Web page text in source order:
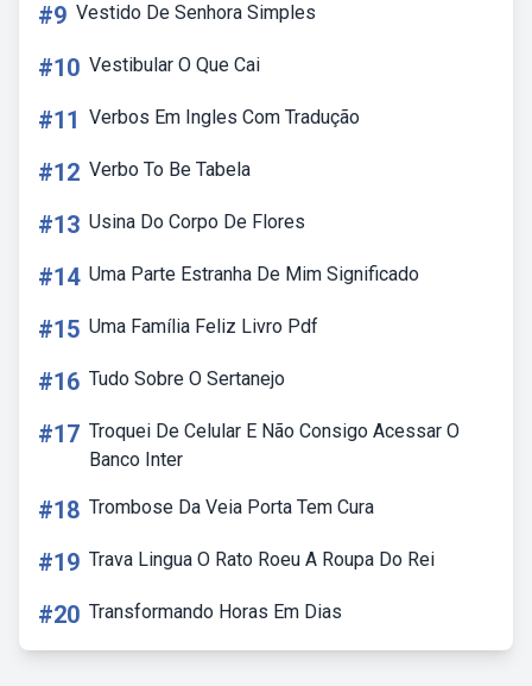
#9 Vestido De Senhora Simples
#10 Vestibular O Que Cai
#11 Verbos Em Ingles Com Tradução
#12 Verbo To Be Tabela
#13 Usina Do Corpo De Flores
#14 Uma Parte Estranha De Mim Significado
#15 Uma Família Feliz Livro Pdf
#16 Tudo Sobre O Sertanejo
#17 Troquei De Celular E Não Consigo Acessar O
Banco Inter
#18 Trombose Da Veia Porta Tem Cura
#19 Trava Lingua O Rato Roeu A Roupa Do Rei
#20 Transformando Horas Em Dias